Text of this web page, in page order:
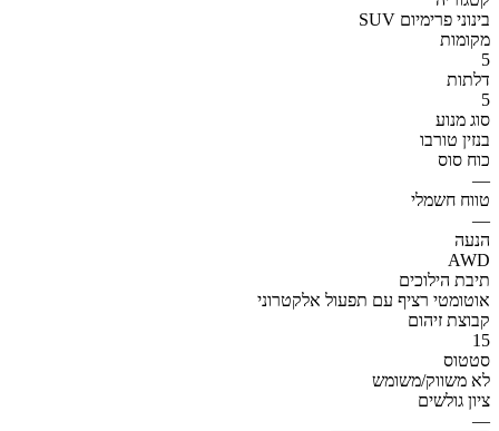
SUV בינוני פרימיום
מקומות
5
דלתות
5
סוג מנוע
בנזין טורבו
כוח סוס
—
טווח חשמלי
—
הנעה
AWD
תיבת הילוכים
אוטומטי רציף עם תפעול אלקטרוני
קבוצת זיהום
15
סטטוס
לא משווק/משומש
ציון גולשים
—